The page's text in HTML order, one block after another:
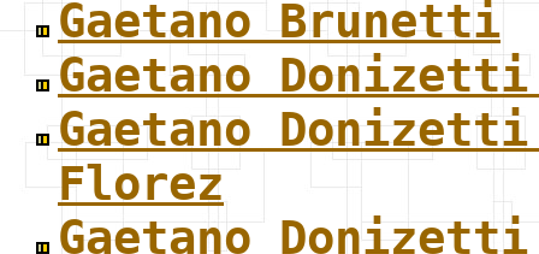
Gaetano Brunetti
Gaetano
Gaetano
Florez
Gaetano Donizetti